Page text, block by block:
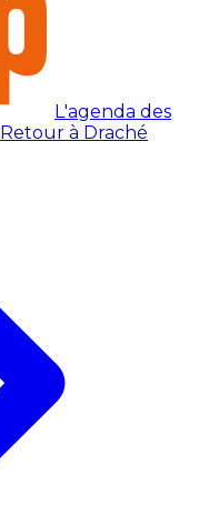
L'agenda des
Retour à Draché